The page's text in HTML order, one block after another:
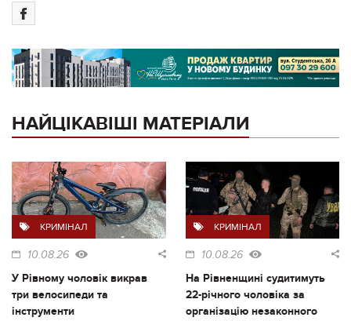
НАЙЦІКАВІШІ МАТЕРІАЛИ
КРИМІНАЛ
10.08.26
У Рівному чоловік викрав
три велосипеди та
інструменти
КРИМІНАЛ
10.08.26
На Рівненщині судитимуть
22-річного чоловіка за
організацію незаконного